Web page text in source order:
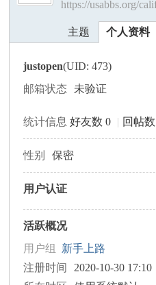
美› ›
https://usabbs.org/
主题 个人资料
justopen(UID: 473)
邮箱状态
未验证
统计信息 好友数 0 | 回帖
性别 保密
用户认证
活跃概况
用户组 新手上路
注册时间
2020-10-30 17:10